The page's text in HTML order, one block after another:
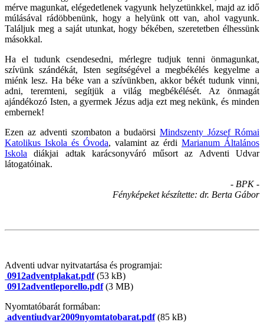
mérve magunkat, elégedetlenek vagyunk helyzetünkkel, majd az idő
múlásával rádöbbenünk, hogy a helyünk ott van, ahol vagyunk.
Találjuk meg a saját utunkat, hogy békében, szeretetben élhessünk
másokkal.
Ha el tudunk csendesedni, mérlegre tudjuk tenni önmagunkat,
szívünk szándékát, Isten segítségével a megbékélés kegyelme a
miénk lesz. Ha béke van a szívünkben, akkor békét tudunk vinni,
adni, teremteni, segítjük a világ megbékélését. Az önmagát
ajándékozó Isten, a gyermek Jézus adja ezt meg nekünk, és minden
embernek!
Ezen az adventi szombaton a budaörsi Mindszenty József Római
Katolikus Iskola és Óvoda, valamint az érdi Marianum Általános
Iskola diákjai adtak karácsonyváró műsort az Adventi Udvar
látogatóinak.
- BPK -
Fényképeket készítette: dr. Berta Gábor
Adventi udvar nyitvatartása és programjai:
0912adventplakat.pdf(53 kB)
0912adventleporello.pdf(3 MB)
Nyomtatóbarát formában:
adventiudvar2009nyomtatobarat.pdf(85 kB)